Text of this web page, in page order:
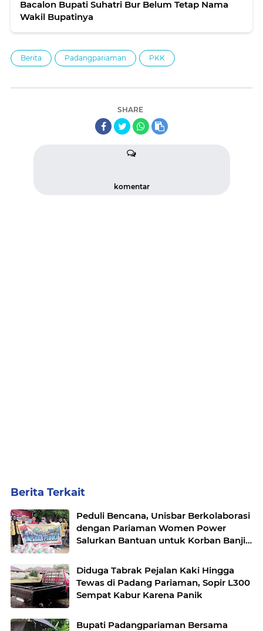
Bacalon Bupati Suhatri Bur Belum Tetap Nama
Wakil Bupatinya
Berita Padangpariaman PKK
SHARE
komentar
Berita Terkait
Peduli Bencana, Unisbar Berkolaborasi
dengan Pariaman Women Power
Salurkan Bantuan untuk Korban Banjir
Diduga Tabrak Pejalan Kaki Hingga
Tewas di Padang Pariaman, Sopir L300
Sempat Kabur Karena Panik
Bupati Padangpariaman Bersama